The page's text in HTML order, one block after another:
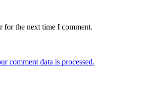
for the next time I comment.
comment data is processed.